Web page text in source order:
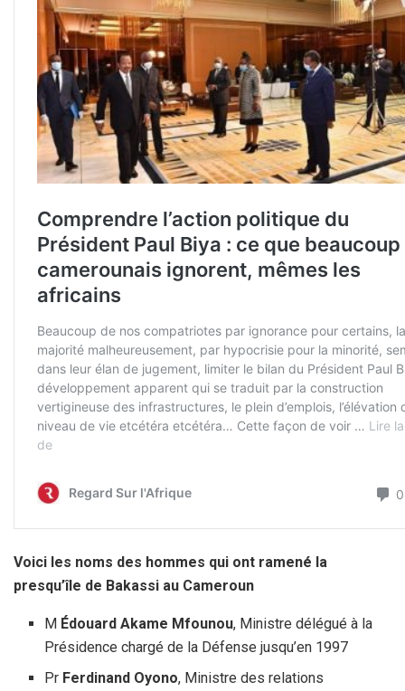
Voici les noms des hommes qui ont ramené la
presqu’île de Bakassi au Cameroun
M Édouard Akame Mfounou, Ministre délégué à la
Présidence chargé de la Défense jusqu’en 1997
Pr Ferdinand Oyono, Ministre des relations